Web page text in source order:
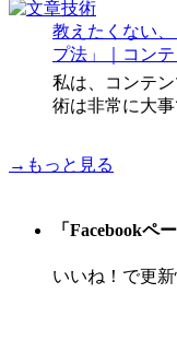
教えたくない
プ法」｜コン
私は、コンテ
術は非常に大
→もっと見る
「Facebookペ
いいね！で更